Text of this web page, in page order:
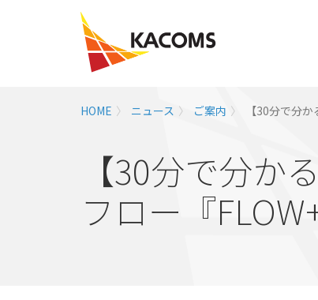
HOME ニュース ご案内 【30分で分
【30分で分か
フロー『